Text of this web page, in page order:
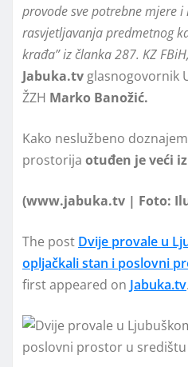
provode sve potrebne mjere
rasvjetljavanja predmetnog
krađa” iz članka 287. KZ FBiH,
Jabuka.tv glasnogovornik
ŽZH Marko Banožić.
Kako neslužbeno
prostorija otuđen je veći
(www.jabuka.tv | Foto:
The post Dvije provale u
opljačkali stan i poslovni
first appeared on Jabuka.tv.